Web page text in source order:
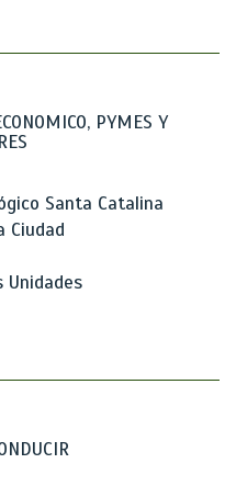
PYMES Y
Santa Catalina
Ciudad
Unidades